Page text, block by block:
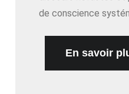
de conscience
En savoir